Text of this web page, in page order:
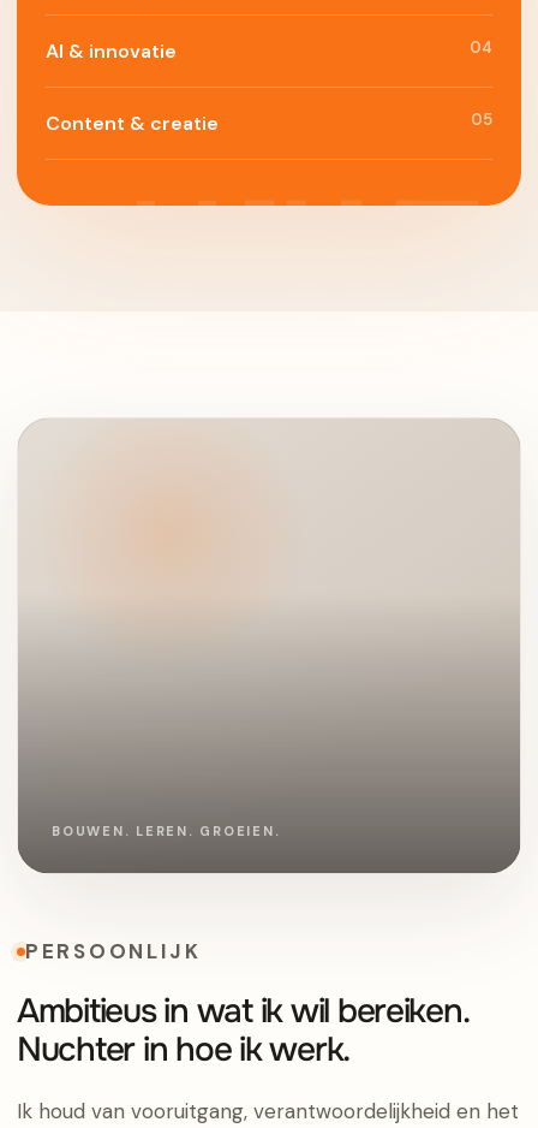
AI & innovatie 04
Content & creatie 05
PERSOONLIJK
Ambitieus in wat ik wil bereiken.
Nuchter in hoe ik werk.
Ik houd van vooruitgang, verantwoordelijkheid en het